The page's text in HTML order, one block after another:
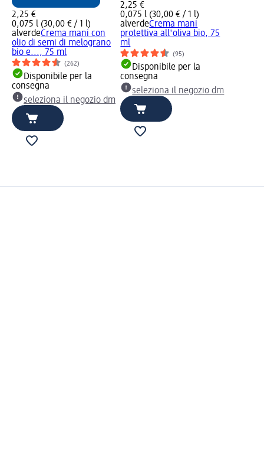
2,25 €
0,075 l (30,00 € / 1 l)
alverdeCrema mani con
olio di semi di melograno
bio e..., 75 ml
(262)
Disponibile per la
consegna
seleziona il negozio dm
2,25 €
0,075 l (30,00 € / 1 l)
alverdeCrema mani
protettiva all'oliva bio, 75
ml
(95)
Disponibile per la
consegna
seleziona il negozio dm